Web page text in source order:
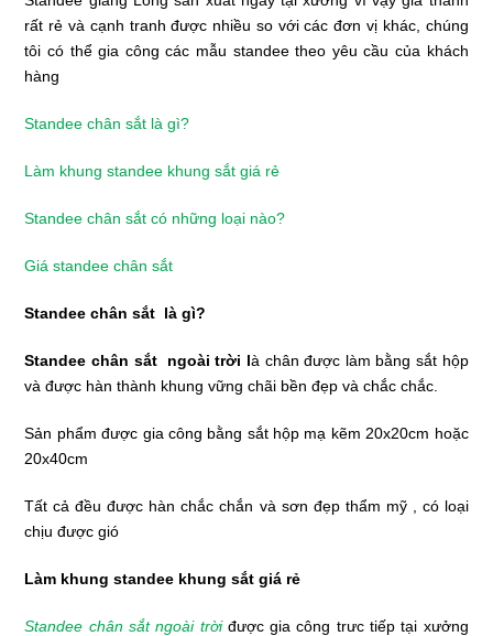
rất rẻ và cạnh tranh được nhiều so với các đơn vị khác, chúng
tôi có thể gia công các mẫu standee theo yêu cầu của khách
hàng
Standee chân sắt là gì?
Làm khung standee khung sắt giá rẻ
Standee chân sắt có những loại nào?
Giá standee chân sắt
Standee chân sắt là gì?
Standee chân sắt ngoài trời là chân được làm bằng sắt hộp
và được hàn thành khung vững chãi bền đẹp và chắc chắc.
Sản phẩm được gia công bằng sắt hộp mạ kẽm 20x20cm hoặc
20x40cm
Tất cả đều được hàn chắc chắn và sơn đẹp thẩm mỹ , có loại
chịu được gió
Làm khung standee khung sắt giá rẻ
Standee chân sắt ngoài trờiđược gia công trưc tiếp tại xưởng